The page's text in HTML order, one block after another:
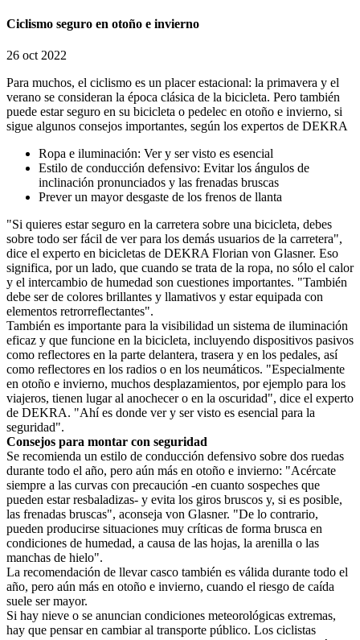
Ciclismo seguro en otoño e invierno
26 oct 2022
Para muchos, el ciclismo es un placer estacional: la primavera y el
verano se consideran la época clásica de la bicicleta. Pero también
puede estar seguro en su bicicleta o pedelec en otoño e invierno, si
sigue algunos consejos importantes, según los expertos de DEKRA
Ropa e iluminación: Ver y ser visto es esencial
Estilo de conducción defensivo: Evitar los ángulos de
inclinación pronunciados y las frenadas bruscas
Prever un mayor desgaste de los frenos de llanta
"Si quieres estar seguro en la carretera sobre una bicicleta, debes
sobre todo ser fácil de ver para los demás usuarios de la carretera",
dice el experto en bicicletas de DEKRA Florian von Glasner. Eso
significa, por un lado, que cuando se trata de la ropa, no sólo el calor
y el intercambio de humedad son cuestiones importantes. "También
debe ser de colores brillantes y llamativos y estar equipada con
elementos retrorreflectantes".
También es importante para la visibilidad un sistema de iluminación
eficaz y que funcione en la bicicleta, incluyendo dispositivos pasivos
como reflectores en la parte delantera, trasera y en los pedales, así
como reflectores en los radios o en los neumáticos. "Especialmente
en otoño e invierno, muchos desplazamientos, por ejemplo para los
viajeros, tienen lugar al anochecer o en la oscuridad", dice el experto
de DEKRA. "Ahí es donde ver y ser visto es esencial para la
seguridad".
Consejos para montar con seguridad
Se recomienda un estilo de conducción defensivo sobre dos ruedas
durante todo el año, pero aún más en otoño e invierno: "Acércate
siempre a las curvas con precaución -en cuanto sospeches que
pueden estar resbaladizas- y evita los giros bruscos y, si es posible,
las frenadas bruscas", aconseja von Glasner. "De lo contrario,
pueden producirse situaciones muy críticas de forma brusca en
condiciones de humedad, a causa de las hojas, la arenilla o las
manchas de hielo".
La recomendación de llevar casco también es válida durante todo el
año, pero aún más en otoño e invierno, cuando el riesgo de caída
suele ser mayor.
Si hay nieve o se anuncian condiciones meteorológicas extremas,
hay que pensar en cambiar al transporte público. Los ciclistas